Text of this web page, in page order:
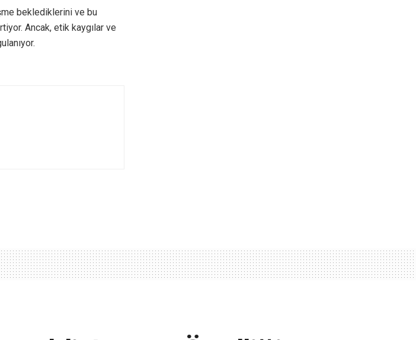
beklediklerini ve bu
Ancak, etik kaygılar ve